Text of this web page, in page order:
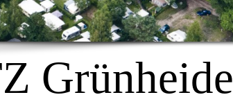
Grünheide